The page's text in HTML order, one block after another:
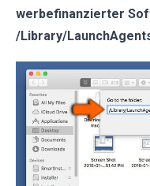
werbefinanzierter
/Library/